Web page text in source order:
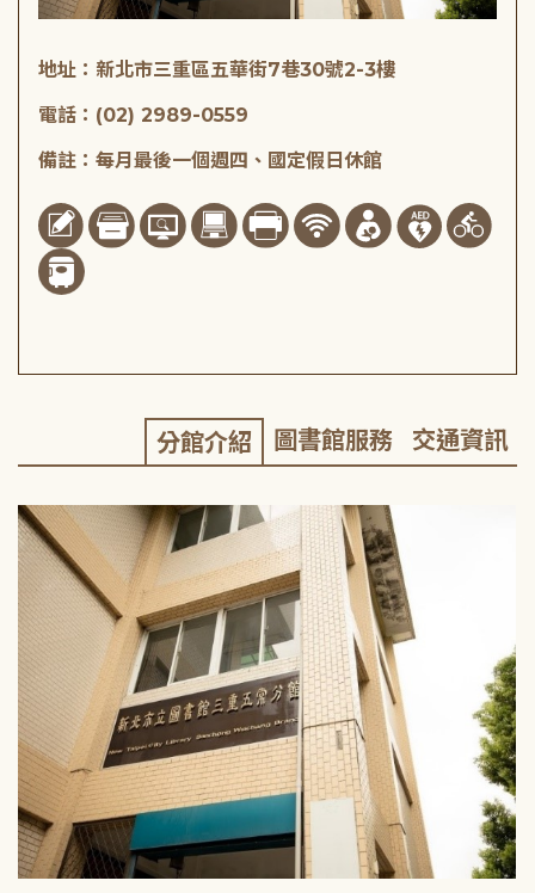
地址：新北市三重區五華街7巷30號2-3樓
電話：(02) 2989-0559
備註：每月最後一個週四、國定假日休館
分館介紹 圖書館服務 交通資訊